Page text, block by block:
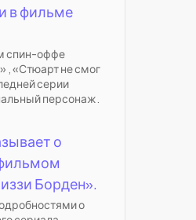
в фильме
спин-оффе
, «Стюарт не смог
серии
персонаж.
о
Борден».
о